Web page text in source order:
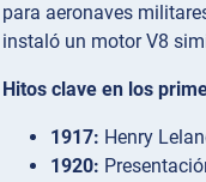
para aeronaves
instaló un motor V8
Hitos clave en los
1917: Henry
1920: